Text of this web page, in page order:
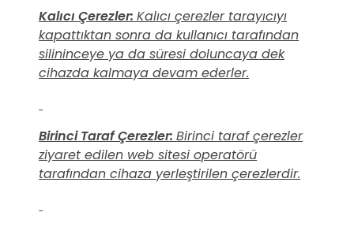
Kalıcı Çerezler:Kalıcı çerezler tarayıcıyı
kapattıktan sonra da kullanıcı tarafından
silininceye ya da süresi doluncaya dek
cihazda kalmaya devam ederler.
Birinci Taraf Çerezler:Birinci taraf çerezler
ziyaret edilen web sitesi operatörü
tarafından cihaza yerleştirilen çerezlerdir.